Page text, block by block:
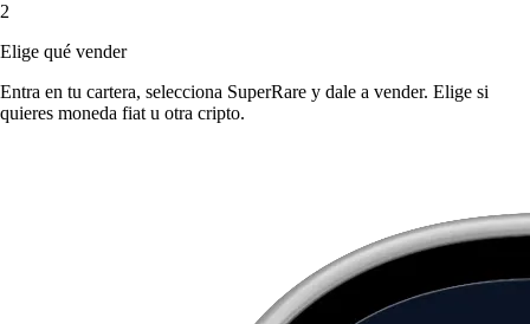
2
Elige qué vender
Entra en tu cartera, selecciona SuperRare y dale a vender. Elige si
quieres moneda fiat u otra cripto.